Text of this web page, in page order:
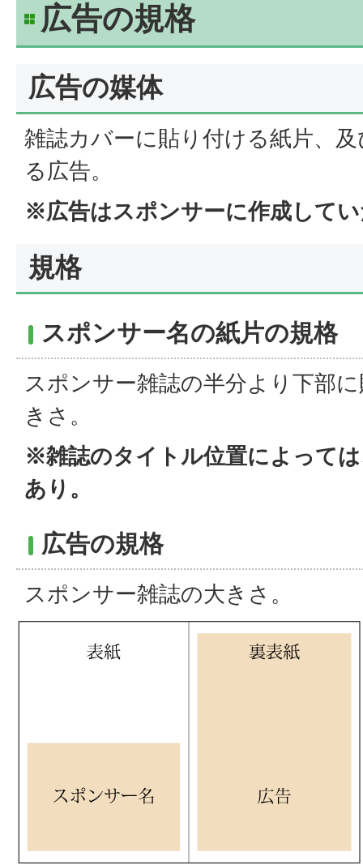
広告の規格
広告の媒体
雑誌カバーに貼り付ける紙片、
る広告。
※広告はスポンサーに作成して
規格
スポンサー名の紙片の規格
スポンサー雑誌の半分より下部
きさ。
※雑誌のタイトル位置によって
あり。
広告の規格
スポンサー雑誌の大きさ。